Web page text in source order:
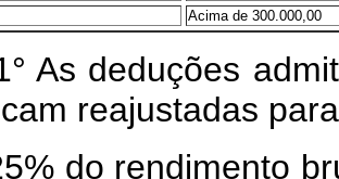
Acima de 300.000,00
deduções
reajustadas
do rendimento